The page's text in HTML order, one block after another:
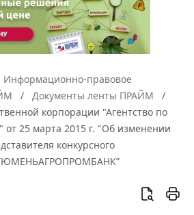
Информационно-правовое
Документы ленты ПРАЙМ
корпорации "Агентство по
от 25 марта 2015 г. "Об изменении
конкурсного